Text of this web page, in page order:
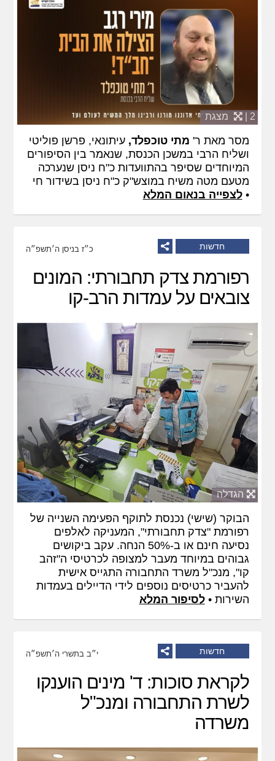
2 | מצגת
מסר מאת ר' מתי טוכפלד, עיתונאי, פרשן פוליטי
ושליח הרבי במשכן הכנסת, שנאמר בין הסיפורים
המיוחדים שסיפר בהתוועדות כ"ח ניסן שנערכה
מטעם מטה משיח במוצש"ק כ"ח ניסן בשידור חי
•לצפייה בנאום המלא
חדשות כ״ז בניסן ה׳תשפ״ה
רפורמת צדק תחבורתי: המונים
צובאים על עמדות הרב-קו
הגדלה
הבוקר (שישי) נכנסת לתוקף הפעימה השנייה של
רפורמת "צדק תחבורתי", המעניקה לאלפים
נסיעה חינם או ב-50% הנחה. עקב ביקושים
גבוהים במיוחד מעבר למצופה לכרטיסי ה"זהב
קו", מנכ"ל משרד התחבורה התגייס אישית
להעביר כרטיסים נוספים לידי הדיילים בעמדות
השירות •לסיפור המלא
חדשות י״ב בתשרי ה׳תשפ״ה
לקראת סוכות: ד' מינים הוענקו
לשרת התחבורה ומנכ"ל
משרדה